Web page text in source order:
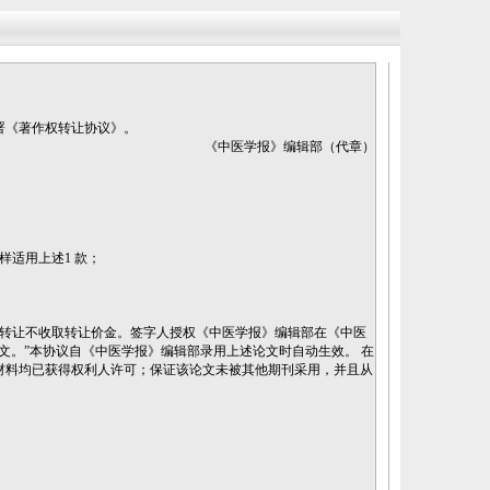
著作权转让协议》。
《中医学报》编辑部（代章）
适用上述1 款；
不收取转让价金。签字人授权《中医学报》编辑部在《中医
”本协议自《中医学报》编辑部录用上述论文时自动生效。 在
均已获得权利人许可；保证该论文未被其他期刊采用，并且从